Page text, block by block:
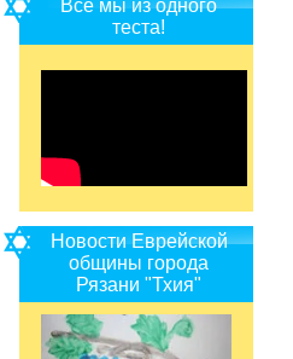
Все мы из одного
теста!
Новости Еврейской
общины города
Рязани "Тхия"